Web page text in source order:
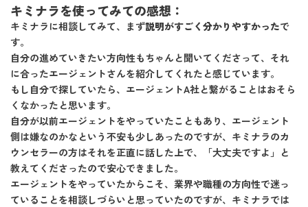
キミナラを使ってみての感想：
キミナラに相談してみて、まず説明がすごく分かりやすかったで
す。
自分の進めていきたい方向性もちゃんと聞いてくださって、それ
に合ったエージェントさんを紹介してくれたと感じています。
もし自分で探していたら、エージェントA社と繋がることはおそら
くなかったと思います。
自分が以前エージェントをやっていたこともあり、エージェント
側は嫌なのかなという不安も少しあったのですが、キミナラのカ
ウンセラーの方はそれを正直に話した上で、「大丈夫ですよ」と
教えてくださったので安心できました。
エージェントをやっていたからこそ、業界や職種の方向性で迷っ
ていることを相談しづらいと思っていたのですが、キミナラでは